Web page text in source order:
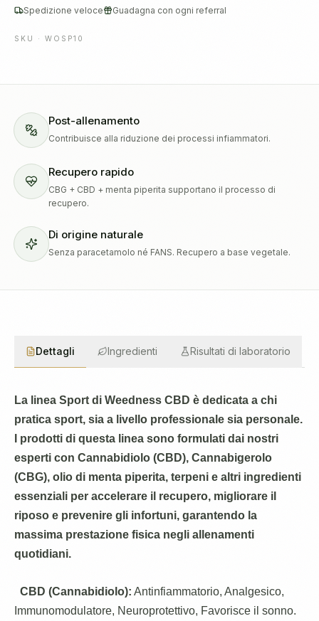
Spedizione veloce Guadagna con ogni referral
SKU · WOSP10
Post-allenamento
Contribuisce alla riduzione dei processi infiammatori.
Recupero rapido
CBG + CBD + menta piperita supportano il processo di
recupero.
Di origine naturale
Senza paracetamolo né FANS. Recupero a base vegetale.
Dettagli Ingredienti Risultati di laboratorio
La linea Sport di Weedness CBD è dedicata a chi
pratica sport, sia a livello professionale sia personale.
I prodotti di questa linea sono formulati dai nostri
esperti con Cannabidiolo (CBD), Cannabigerolo
(CBG), olio di menta piperita, terpeni e altri ingredienti
essenziali per accelerare il recupero, migliorare il
riposo e prevenire gli infortuni, garantendo la
massima prestazione fisica negli allenamenti
quotidiani.
CBD (Cannabidiolo): Antinfiammatorio, Analgesico,
Immunomodulatore, Neuroprotettivo, Favorisce il sonno.